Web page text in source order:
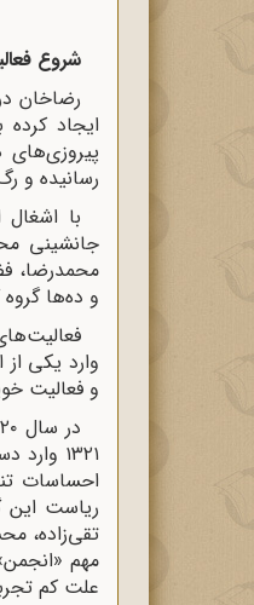
شروع
رضاخان
ایجاد
رسانیده و
جانشینی
محمدرضا،
و ده‌ها
وارد یکی
و فعالیت
۱۳۲۱
احساسات
ریاست این
تقی‌زاده،
مهم
علت کم